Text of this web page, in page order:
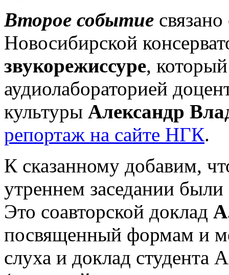
Второе событие
Новосибирской
звукорежиссуре,
аудиолабораторией
культуры Александр
репортаж на сайте НГК.
К сказанному добавим,
утреннем заседании
Это соавторской доклад
посвященный формам и
слуха и доклад